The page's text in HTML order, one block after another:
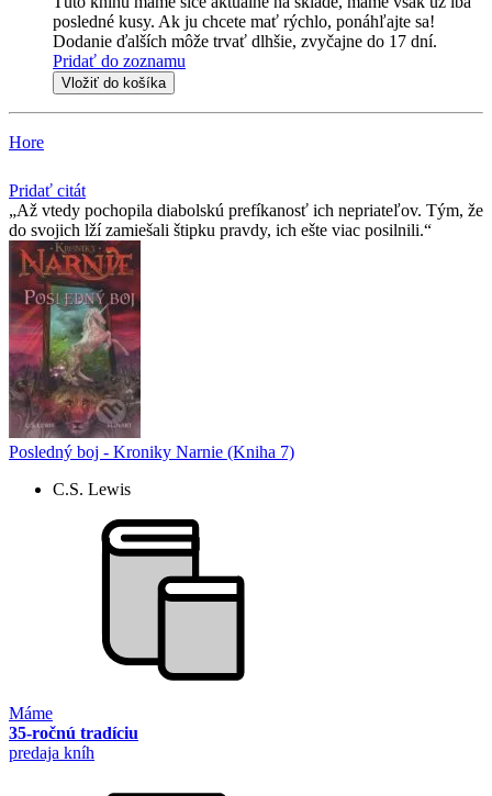
posledné kusy. Ak ju chcete mať rýchlo, ponáhľajte sa!
Dodanie ďalších môže trvať dlhšie, zvyčajne do 17 dní.
Pridať do zoznamu
Vložiť do košíka
Hore
Pridať citát
Až vtedy pochopila diabolskú prefíkanosť ich nepriateľov. Tým, že
do svojich lží zamiešali štipku pravdy, ich ešte viac posilnili.
Posledný boj - Kroniky Narnie (Kniha 7)
C.S. Lewis
Máme
35-ročnú tradíciu
predaja kníh